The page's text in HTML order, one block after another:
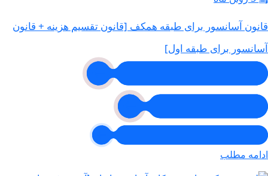
قانون آسانسور برای طبقه همکف [قانون تقسیم هزینه + قانون
آسانسور برای طبقه اول]
ادامه مطلب